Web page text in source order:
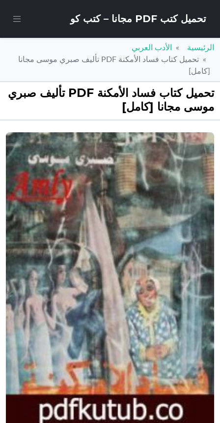
تحميل كتب PDF مجانا – كتب كو
الرئيسية
الأدب العربي
تحميل كتاب فساد الأمكنة PDF تأليف صبري موسى مجانا
[كامل]
تحميل كتاب فساد الأمكنة PDF تأليف صبري
موسى مجانا [كامل]